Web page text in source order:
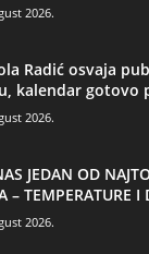
2026.
Radić osvaja
kalendar gotovo
2026.
JEDAN OD
– TEMPERATURE I
2026.